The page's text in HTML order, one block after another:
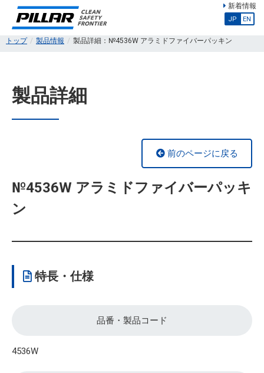
新着情報
JP EN
トップ 製品情報 製品詳細：№4536W アラミドファイバーパッキン
製品詳細
前のページに戻る
№4536W アラミドファイバーパッキ
ン
特長・仕様
品番・製品コード
4536W